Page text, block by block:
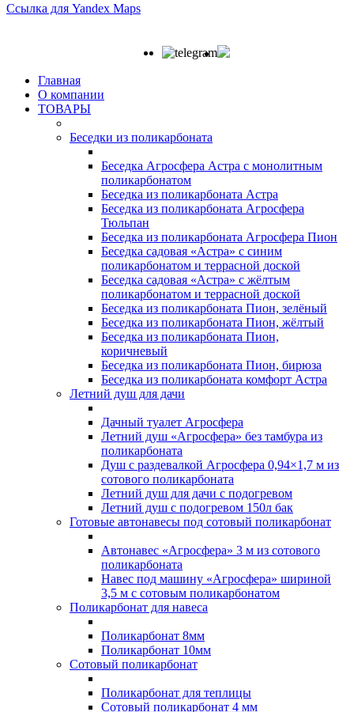
Ссылка для Yandex Maps
Главная
О компании
ТОВАРЫ
Беседки из поликарбоната
Беседка Агросфера Астра с монолитным
поликарбонатом
Беседка из поликарбоната Астра
Беседка из поликарбоната Агросфера
Тюльпан
Беседка из поликарбоната Агросфера Пион
Беседка садовая «Астра» с синим
поликарбонатом и террасной доской
Беседка садовая «Астра» с жёлтым
поликарбонатом и террасной доской
Беседка из поликарбоната Пион, зелёный
Беседка из поликарбоната Пион, жёлтый
Беседка из поликарбоната Пион,
коричневый
Беседка из поликарбоната Пион, бирюза
Беседка из поликарбоната комфорт Астра
Летний душ для дачи
Дачный туалет Агросфера
Летний душ «Агросфера» без тамбура из
поликарбоната
Душ с раздевалкой Агросфера 0,94×1,7 м из
сотового поликарбоната
Летний душ для дачи с подогревом
Летний душ с подогревом 150л бак
Готовые автонавесы под сотовый поликарбонат
Автонавес «Агросфера» 3 м из сотового
поликарбоната
Навес под машину «Агросфера» шириной
3,5 м с сотовым поликарбонатом
Поликарбонат для навеса
Поликарбонат 8мм
Поликарбонат 10мм
Сотовый поликарбонат
Поликарбонат для теплицы
Сотовый поликарбонат 4 мм